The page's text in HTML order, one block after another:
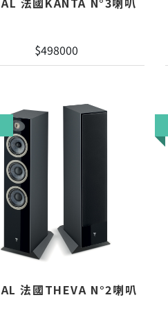
$498000
法國THEVA N°2喇叭